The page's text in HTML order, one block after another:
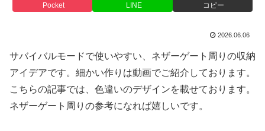
Pocket LINE コピー
2026.06.06
サバイバルモードで使いやすい、ネザーゲート周りの収納
アイデアです。細かい作りは動画でご紹介しております。
こちらの記事では、色違いのデザインを載せております。
ネザーゲート周りの参考になれば嬉しいです。